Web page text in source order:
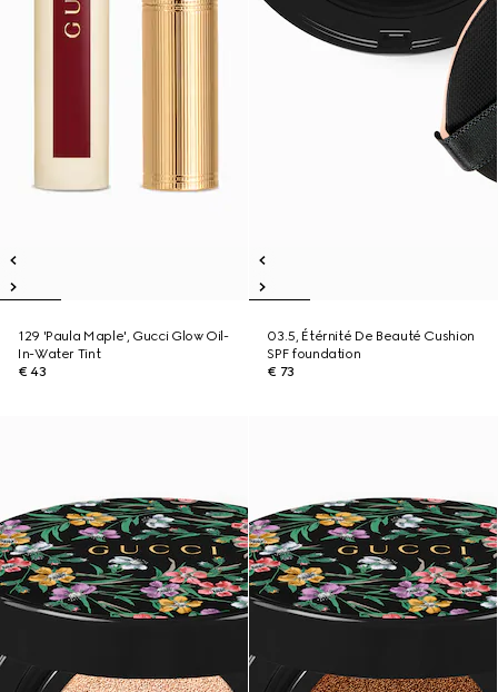
129 'Paula Maple', Gucci Glow Oil-
In-Water Tint
€ 43
03.5, Étérnité De Beauté Cushion
SPF foundation
€ 73